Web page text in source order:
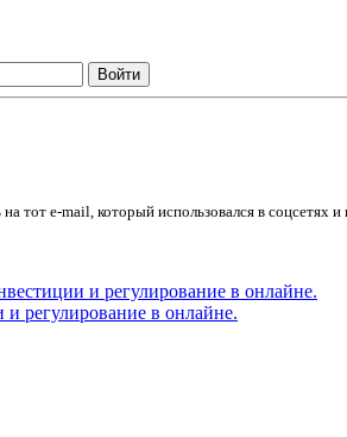
e-mail, который использовался в соцсетях
регулирование в онлайне.